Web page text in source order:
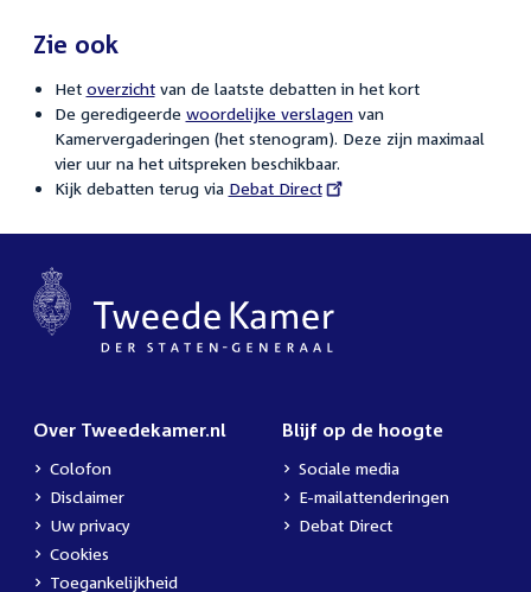
Zie ook
Het overzichtvan de laatste debatten in het kort
De geredigeerde woordelijke verslagenvan
Kamervergaderingen (het stenogram). Deze zijn maximaal
vier uur na het uitspreken beschikbaar.
Kijk debatten terug via External
Debat Direct
Over Tweedekamer.nl
Colofon
Disclaimer
Uw privacy
Cookies
Toegankelijkheid
Blijf op de hoogte
Sociale media
E-mailattenderingen
Debat Direct